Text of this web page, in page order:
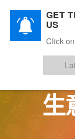
Skip
content
生
GET
US
Click